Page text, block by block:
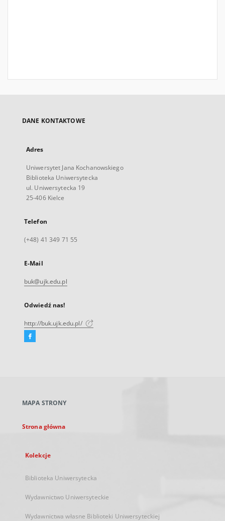
DANE KONTAKTOWE
Adres
Uniwersytet Jana Kochanowskiego
Biblioteka Uniwersytecka
ul. Uniwersytecka 19
25-406 Kielce
Telefon
(+48) 41 349 71 55
E-Mail
buk@ujk.edu.pl
Odwiedź nas!
http://buk.ujk.edu.pl/
Facebook
karcie
MAPA STRONY
Strona główna
Kolekcje
Biblioteka Uniwersytecka
Wydawnictwo Uniwersyteckie
Wydawnictwa własne Biblioteki Uniwersyteckiej